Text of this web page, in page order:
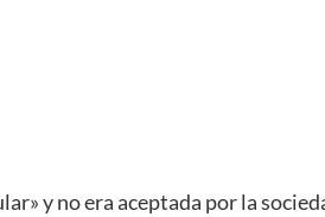
y no era aceptada por la